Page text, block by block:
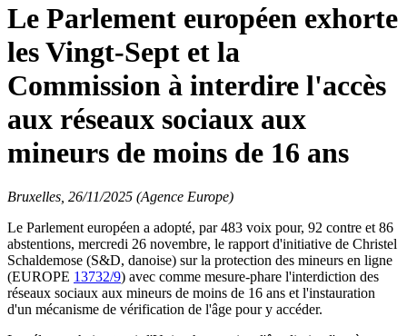
Le Parlement européen exhorte
les Vingt-Sept et la
Commission à interdire l'accès
aux réseaux sociaux aux
mineurs de moins de 16 ans
Bruxelles, 26/11/2025 (Agence Europe)
Le Parlement européen a adopté, par 483 voix pour, 92 contre et 86
abstentions, mercredi 26 novembre, le rapport d'initiative de Christel
Schaldemose (S&D, danoise) sur la protection des mineurs en ligne
(EUROPE 13732/9) avec comme mesure-phare l'interdiction des
réseaux sociaux aux mineurs de moins de 16 ans et l'instauration
d'un mécanisme de vérification de l'âge pour y accéder.